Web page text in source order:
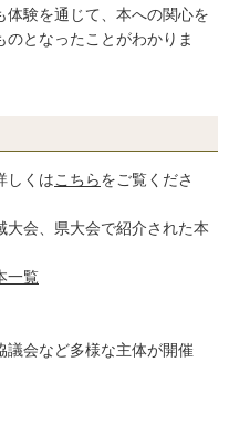
体験を通じて、本への関心を
となったことがわかりま
しくはこちらをご覧くださ
会、県大会で紹介された本
一覧
会など多様な主体が開催